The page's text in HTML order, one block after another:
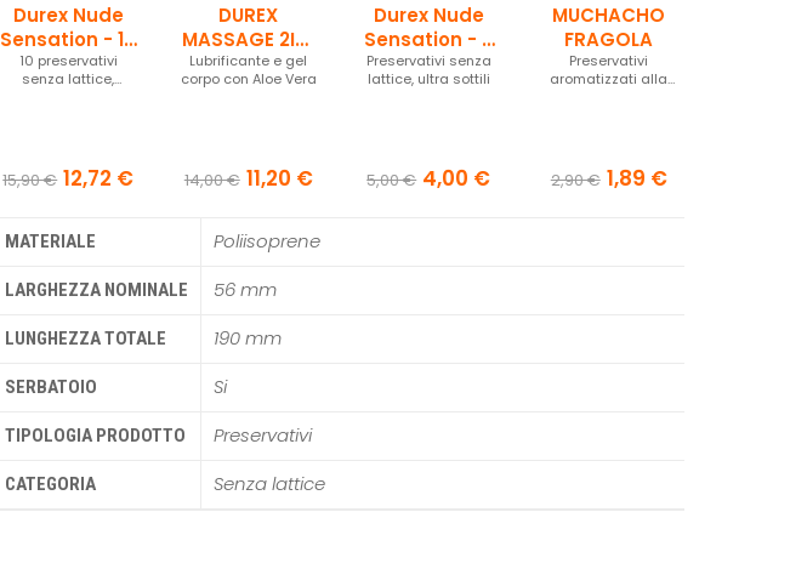
Durex Nude
Sensation - 10
pezzi
10 preservativi
senza lattice,
15,90 € 12,72 €
DUREX
MASSAGE 2IN1
- ALOE VERA
Lubrificante e gel
corpo con Aloe Vera
14,00 € 11,20 €
Durex Nude
Sensation - 2
pezzi
Preservativi senza
lattice, ultra sottili
5,00 € 4,00 €
MUCHACHO
FRAGOLA
Preservativi
aromatizzati alla
2,90 € 1,89 €
MATERIALE Poliisoprene
LARGHEZZA NOMINALE 56 mm
LUNGHEZZA TOTALE 190 mm
SERBATOIO Si
TIPOLOGIA PRODOTTO Preservativi
CATEGORIA Senza lattice